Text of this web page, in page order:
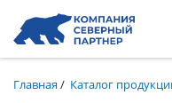
Главная/ Каталог